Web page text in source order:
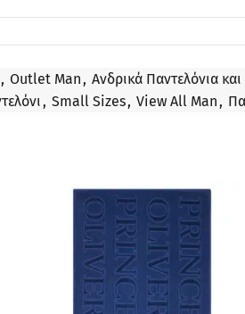
, Outlet Man , Ανδρικά Παντελόνια
, Small Sizes, View All Man ,